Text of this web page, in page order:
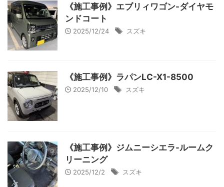
《施工事例》エブリィワゴン-ダイヤモ
ンドコート
2025/12/24 スズキ
《施工事例》ラパンLC-X1-8500
2025/12/10 スズキ
《施工事例》ジムニーシエラ-ルームク
リーニング
2025/12/2 スズキ